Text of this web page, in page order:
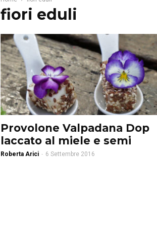
fiori eduli
Provolone Valpadana Dop
laccato al miele e semi
Roberta Arici - 6 Settembre 2016